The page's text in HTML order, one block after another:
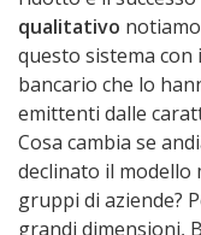
qualitativo
questo sistema
bancario che lo
emittenti dalle
Cosa cambia se
declinato il modello
gruppi di aziende?
grandi dimensioni,